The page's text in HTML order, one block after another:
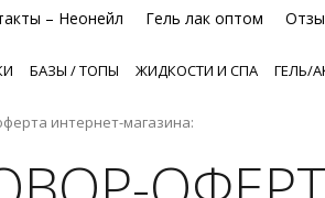
– Неонейл Гель лак оптом
БАЗЫ / ТОПЫ ЖИДКОСТИ И СПА ГЕЛЬ/
интернет-магазина: